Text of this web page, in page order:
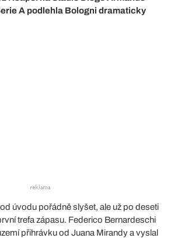
A podlehla Bologni dramaticky
úvodu pořádně slyšet, ale už po deseti
trefa zápasu. Federico Bernardeschi
přihrávku od Juana Mirandy a vyslal